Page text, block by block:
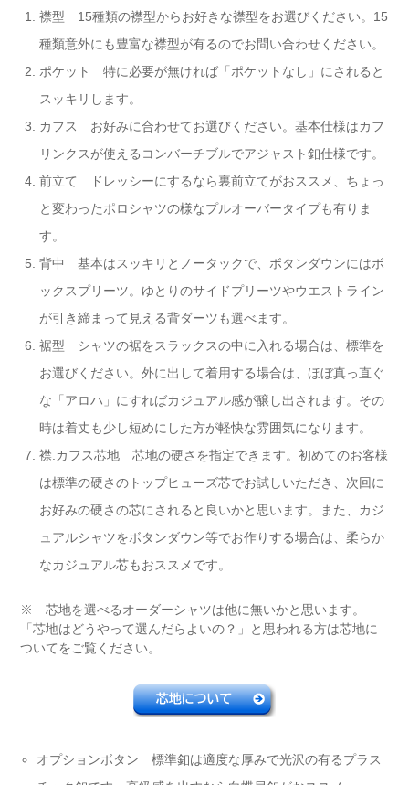
襟型 15種類の襟型からお好きな襟型をお選びください。15
種類意外にも豊富な襟型が有るのでお問い合わせください。
ポケット 特に必要が無ければ「ポケットなし」にされると
スッキリします。
カフス お好みに合わせてお選びください。基本仕様はカフ
リンクスが使えるコンバーチブルでアジャスト釦仕様です。
前立て ドレッシーにするなら裏前立てがおススメ、ちょっ
と変わったポロシャツの様なプルオーバータイプも有りま
す。
背中 基本はスッキリとノータックで、ボタンダウンにはボ
ックスプリーツ。ゆとりのサイドプリーツやウエストライン
が引き締まって見える背ダーツも選べます。
裾型 シャツの裾をスラックスの中に入れる場合は、標準を
お選びください。外に出して着用する場合は、ほぼ真っ直ぐ
な「アロハ」にすればカジュアル感が醸し出されます。その
時は着丈も少し短めにした方が軽快な雰囲気になります。
襟.カフス芯地 芯地の硬さを指定できます。初めてのお客様
は標準の硬さのトップヒューズ芯でお試しいただき、次回に
お好みの硬さの芯にされると良いかと思います。また、カジ
ュアルシャツをボタンダウン等でお作りする場合は、柔らか
なカジュアル芯もおススメです。
※ 芯地を選べるオーダーシャツは他に無いかと思います。
「芯地はどうやって選んだらよいの？」と思われる方は芯地に
ついてをご覧ください。
オプションボタン 標準釦は適度な厚みで光沢の有るプラス